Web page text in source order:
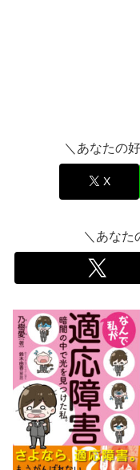
＼あなたの
X
＼あなた